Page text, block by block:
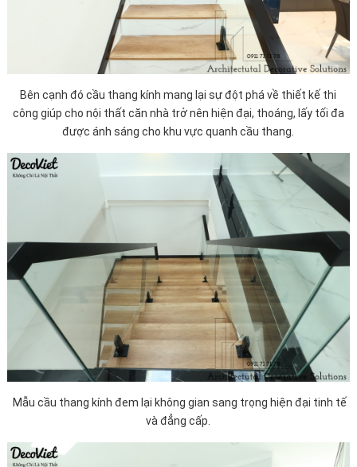
Bên cạnh đó cầu thang kính mang lại sự đột phá về thiết kế thi
công giúp cho nội thất căn nhà trở nên hiện đại, thoáng, lấy tối đa
được ánh sáng cho khu vực quanh cầu thang.
Mẫu cầu thang kính đem lại không gian sang trọng hiện đại tinh tế
và đẳng cấp.